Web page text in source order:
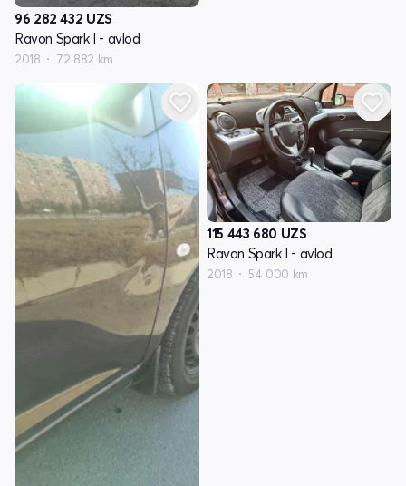
96 282 432 UZS
Ravon Spark I - avlod
2018 72 882 km
115 443 680 UZS
Ravon Spark I - avlod
2018 54 000 km